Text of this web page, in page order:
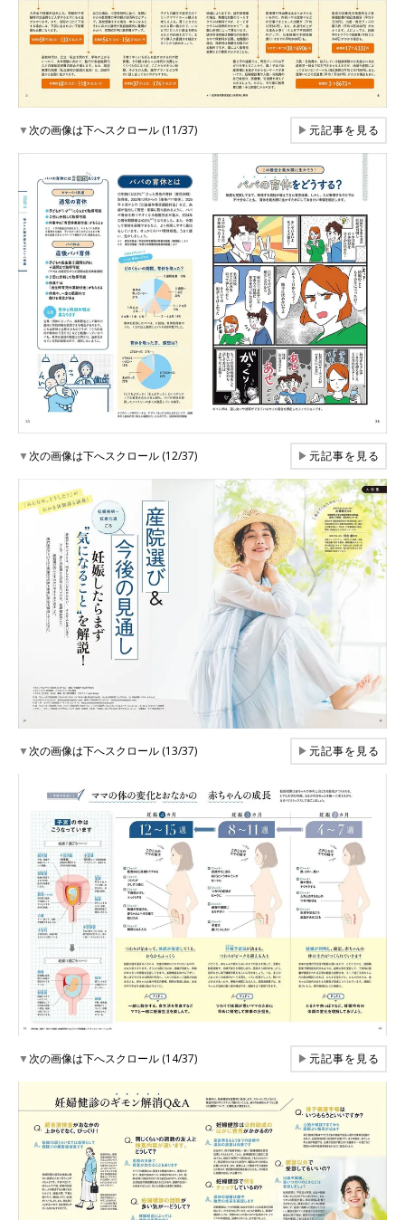
▼次の画像は下へスクロール (11/37) ▶元記事を見る
▼次の画像は下へスクロール (12/37) ▶元記事を見る
▼次の画像は下へスクロール (13/37) ▶元記事を見る
▼次の画像は下へスクロール (14/37) ▶元記事を見る